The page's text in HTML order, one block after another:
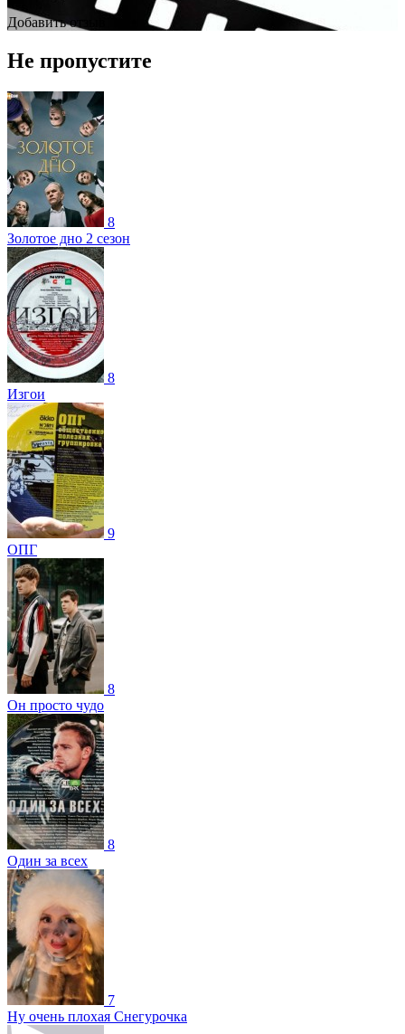
Добавить отзыв
Не пропустите
8
Золотое дно 2 сезон
8
Изгои
9
ОПГ
8
Он просто чудо
8
Один за всех
7
Ну очень плохая Снегурочка